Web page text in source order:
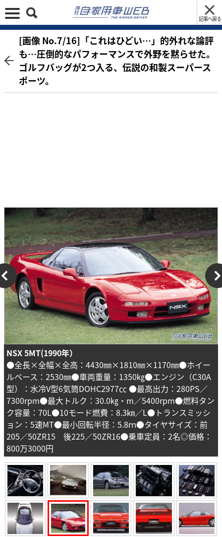
記事へ戻る
[画像 No.7/16]「これはひどい…」的外れな論評
も…圧倒的なパフォーマンスで外野を黙らせた。
ゴルフバッグが2つ入る、伝説の和製スーパース
ポーツ。
NSX 5MT(1990年）
●全長×全幅×全高：4430㎜×1810㎜×1170㎜●ホイー
ルベース：2530㎜●車両重量：1350㎏●エンジン（C30A
型）：水冷V型6気筒DOHC2977㏄ ●最高出力：280PS／
7300rpm●最大トルク：30.0㎏・m／5400rpm●燃料タン
ク容量：70L●10モード燃費：8.3㎞／L●トランスミッシ
ョン：5速MT●最小回転半径：5.8ｍ●タイヤサイズ：前
205／50ZR15 後225／50ZR16●乗車定員：2名◎価格：
800万3000円